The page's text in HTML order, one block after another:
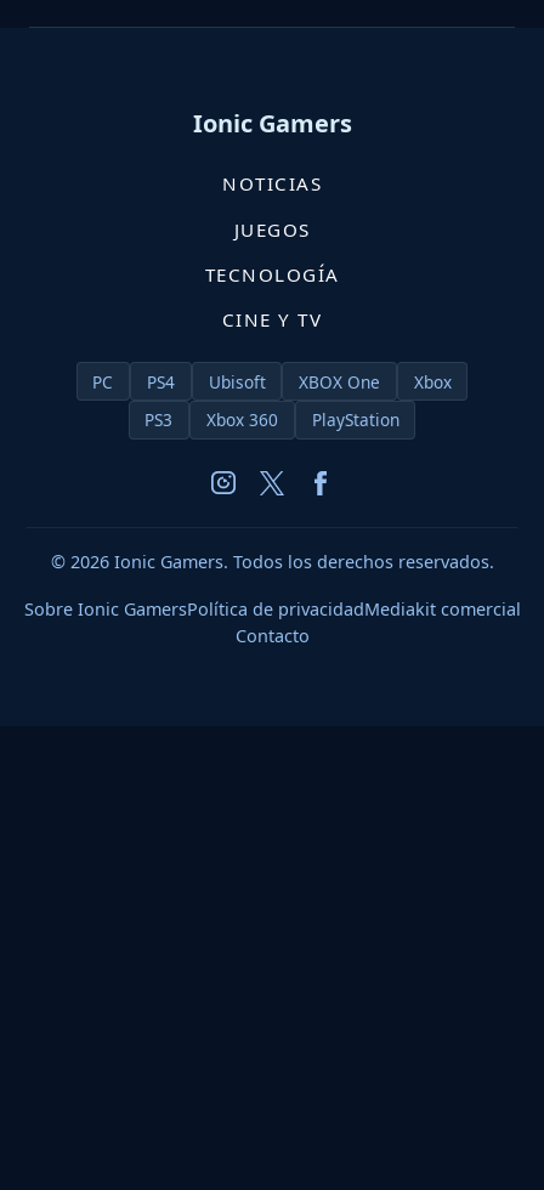
Ionic Gamers
NOTICIAS
JUEGOS
TECNOLOGÍA
CINE Y TV
PC PS4 Ubisoft XBOX One
Xbox
PS3
Xbox 360 PlayStation
© 2026 Ionic Gamers. Todos los derechos reservados.
Sobre Ionic GamersPolítica de privacidadMediakit comercial
Contacto